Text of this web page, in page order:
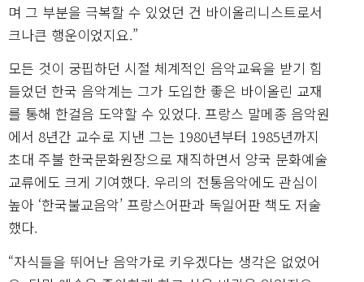
며 그 부분을 극복할 수 있었던 건 바이올리니스트로서
크나큰 행운이었지요.”
모든 것이 궁핍하던 시절 체계적인 음악교육을 받기 힘
들었던 한국 음악계는 그가 도입한 좋은 바이올린 교재
를 통해 한걸음 도약할 수 있었다. 프랑스 말메종 음악원
에서 8년간 교수로 지낸 그는 1980년부터 1985년까지
초대 주불 한국문화원장으로 재직하면서 양국 문화예술
교류에도 크게 기여했다. 우리의 전통음악에도 관심이
높아 ‘한국불교음악’ 프랑스어판과 독일어판 책도 저술
했다.
“자식들을 뛰어난 음악가로 키우겠다는 생각은 없었어